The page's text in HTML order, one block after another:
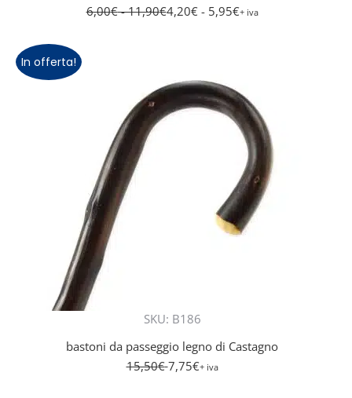
6,00€- 11,90€4,20€- 5,95€+ iva
In offerta!
SKU: B186
bastoni da passeggio legno di Castagno
15,50€ 7,75€+ iva